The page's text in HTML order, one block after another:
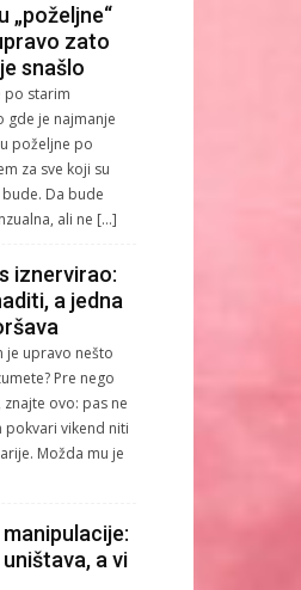
„poželjne“
zato
snašlo
po starim
gde je najmanje
poželjne po
za sve koji su
bude. Da bude
ali ne […]
iznervirao:
a jedna
je upravo nešto
Pre nego
ovo: pas ne
pokvari vikend niti
Možda mu je
a vi